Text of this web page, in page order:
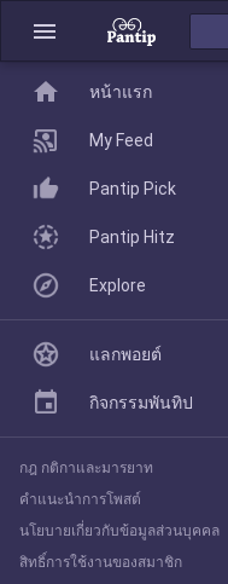
menu
home
Pantip Pick
Explore
home หน้าแรก
My Feed
Pantip Pick
Pantip Hitz
Explore
แลกพอยต์
กิจกรรมพันทิป
กฎ กติกาและมารยาท
คำแนะนำการโพสต์
นโยบายเกี่ยวกับข้อมูลส่วนบุคคล
สิทธิ์การใช้งานของสมาชิก